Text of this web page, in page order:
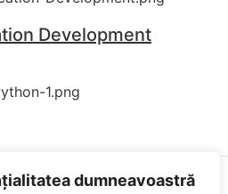
dumneavoastră
Development